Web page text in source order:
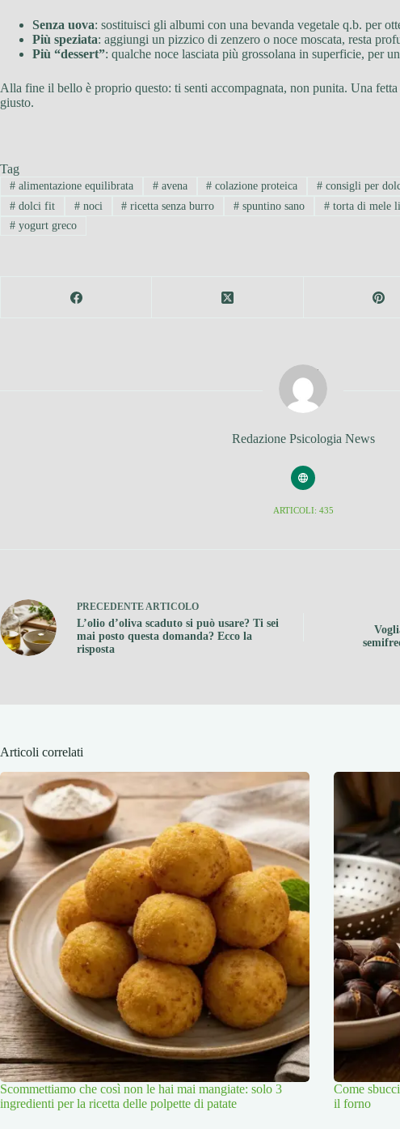
Senza uova: sostituisci gli albumi con una bevanda vegetale q.b. per
Più speziata: aggiungi un pizzico di zenzero o noce moscata, resta
Più “dessert”: qualche noce lasciata più grossolana in superficie, per
Alla fine il bello è proprio questo: ti senti accompagnata, non punita. Una
giusto.
Tag
#alimentazione equilibrata #avena # colazione proteica # consigli per
#dolci fit #noci # ricetta senza burro # spuntino sano # torta di mele
#yogurt greco
Redazione Psicologia News
ARTICOLI: 435
PRECEDENTEARTICOLO
L’olio d’oliva scaduto si può usare? Ti sei
mai posto questa domanda? Ecco la
risposta
Articoli correlati
Scommettiamo che così non le hai mai mangiate: solo 3
ingredienti per la ricetta delle polpette di patate
Come
il forno